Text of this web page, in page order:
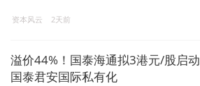
购买岚创科技股票复牌
资本风云 2天前
溢价44%！国泰海通拟3港元/股启动
国泰君安国际私有化